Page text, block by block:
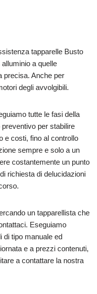
tapparelle Busto
a quelle
precisa. Anche per
degli avvolgibili.
tutte le fasi della
per stabilire
e costi, fino al controllo
sempre e solo a un
costantemente un punto
richiesta di delucidazioni
un tapparellista che
Eseguiamo
di tipo manuale ed
e a prezzi contenuti,
a contattare la nostra